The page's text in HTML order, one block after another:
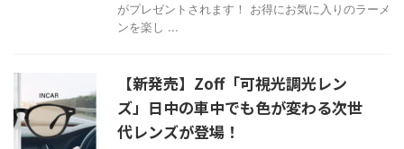
がプレゼントされます！ お得にお気に入りのラーメ
ンを楽し ...
【新発売】Zoff「可視光調光レン
ズ」日中の車中でも色が変わる次世
代レンズが登場！